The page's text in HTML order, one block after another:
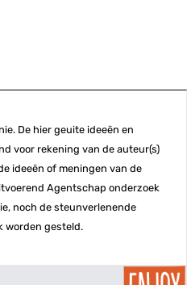
De hier geuite ideeën en
voor rekening van de auteur(s)
ideeën of meningen van de
Agentschap onderzoek
noch de steunverlenende
worden gesteld.